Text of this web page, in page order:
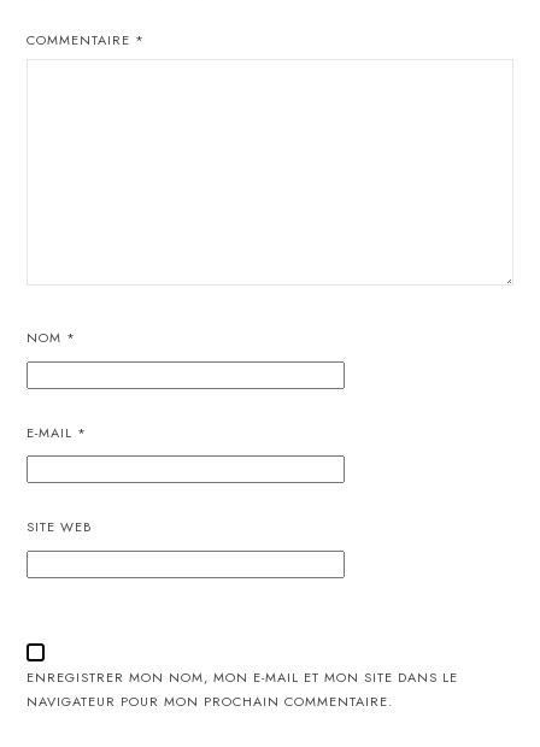
COMMENTAIRE *
NOM *
E-MAIL *
SITE WEB
ENREGISTRER MON NOM, MON E-MAIL ET MON SITE DANS LE
NAVIGATEUR POUR MON PROCHAIN COMMENTAIRE.